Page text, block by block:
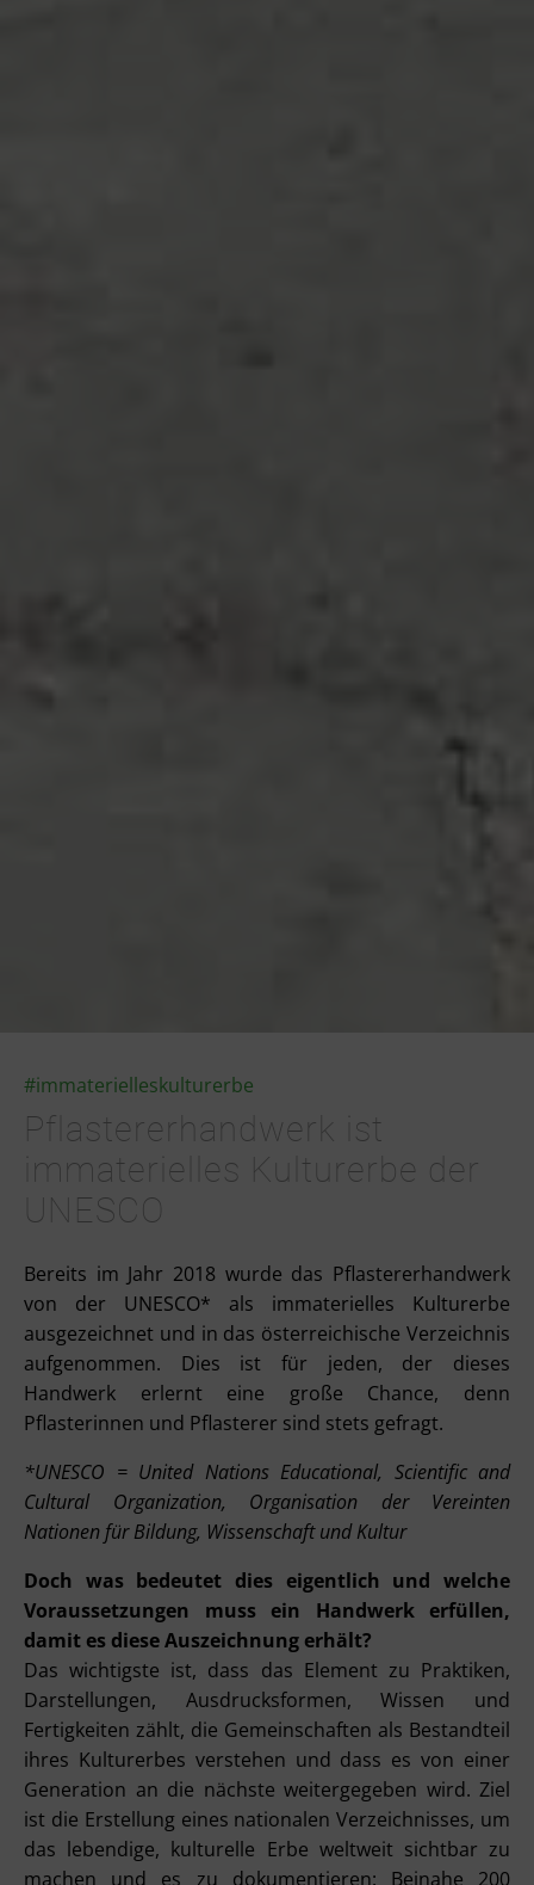
#immaterielleskulturerbe
Pflastererhandwerk ist
immaterielles Kulturerbe der
UNESCO
Bereits im Jahr 2018 wurde das Pflastererhandwerk
von der UNESCO* als immaterielles Kulturerbe
ausgezeichnet und in das österreichische Verzeichnis
aufgenommen. Dies ist für jeden, der dieses
Handwerk erlernt eine große Chance, denn
Pflasterinnen und Pflasterer sind stets gefragt.
*UNESCO = United Nations Educational, Scientific and
Cultural Organization, Organisation der Vereinten
Nationen für Bildung, Wissenschaft und Kultur
Doch was bedeutet dies eigentlich und welche
Voraussetzungen muss ein Handwerk erfüllen,
damit es diese Auszeichnung erhält?
Das wichtigste ist, dass das Element zu Praktiken,
Darstellungen, Ausdrucksformen, Wissen und
Fertigkeiten zählt, die Gemeinschaften als Bestandteil
ihres Kulturerbes verstehen und dass es von einer
Generation an die nächste weitergegeben wird. Ziel
ist die Erstellung eines nationalen Verzeichnisses, um
das lebendige, kulturelle Erbe weltweit sichtbar zu
machen und es zu dokumentieren: Beinahe 200